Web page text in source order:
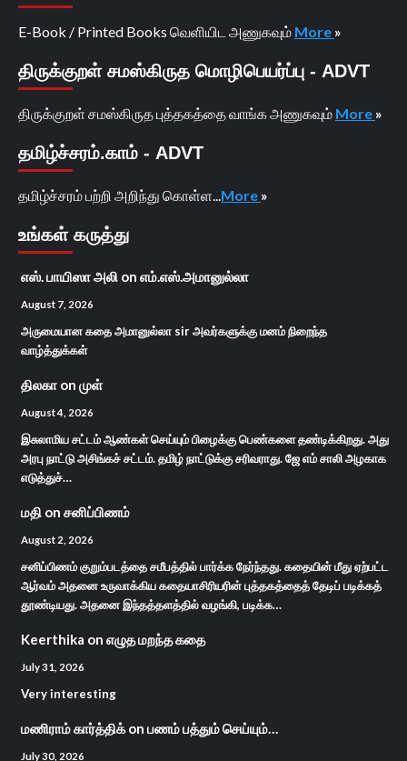
E-Book / Printed Books வெளியிட அணுகவும் More »
திருக்குறள் சமஸ்கிருத மொழிபெயர்ப்பு - ADVT
திருக்குறள் சமஸ்கிருத புத்தகத்தை வாங்க அணுகவும் More »
தமிழ்ச்சரம்.காம் - ADVT
தமிழ்ச்சரம் பற்றி அறிந்து கொள்ள... More »
உங்கள் கருத்து
எஸ். பாயிஸா அலி on எம்.எஸ்.அமானுல்லா
August 7, 2026
அருமையான கதை அமானுல்லா sir அவர்களுக்கு மனம் நிறைந்த
வாழ்த்துக்கள்
திலகா on முள்
August 4, 2026
இசுலாமிய சட்டம் ஆண்கள் செய்யும் பிழைக்கு பெண்களை தண்டிக்கிறது. அது
அரபு நாட்டு அசிங்கச் சட்டம். தமிழ் நாட்டுக்கு சரிவராது. ஜே எம் சாலி அழகாக
எடுத்துச்…
மதி on சனிப்பிணம்
August 2, 2026
சனிப்பிணம் குறும்படத்தை சமீபத்தில் பார்க்க நேர்ந்தது. கதையின் மீது ஏற்பட்ட
ஆர்வம் அதனை உருவாக்கிய கதையாசிரியரின் புத்தகத்தைத் தேடிப் படிக்கத்
தூண்டியது. அதனை இந்தத்தளத்தில் வழங்கி, படிக்க…
Keerthika on எழுத மறந்த கதை
July 31, 2026
Very interesting
மணிராம் கார்த்திக்on பணம் பத்தும் செய்யும்…
July 30, 2026